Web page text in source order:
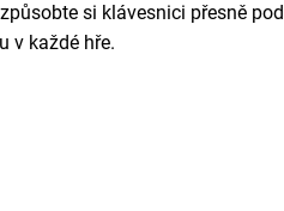
si klávesnici přesně
v každé hře.